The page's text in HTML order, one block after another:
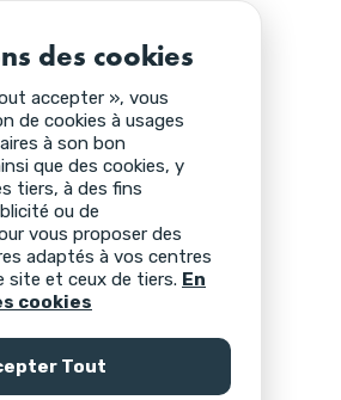
des cookies
accepter », vous
de cookies à usages
à son bon
que des cookies, y
tiers, à des fins
ou de
vous proposer des
adaptés à vos centres
site et ceux de tiers. En
cookies
Tout